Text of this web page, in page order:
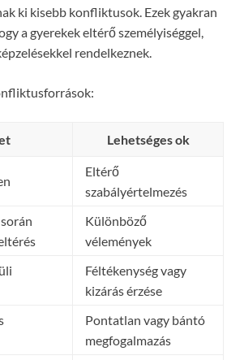
ki kisebb konfliktusok. Ezek gyakran
a gyerekek eltérő személyiséggel,
rendelkeznek.
Lehetséges ok
Eltérő
szabályértelmezés
Különböző
vélemények
Féltékenység vagy
kizárás érzése
Pontatlan vagy bántó
megfogalmazás